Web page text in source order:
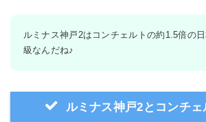
ルミナス神戸2はコンチェルトの約1.5倍の
級なんだね♪
ルミナス神戸2とコンチェ